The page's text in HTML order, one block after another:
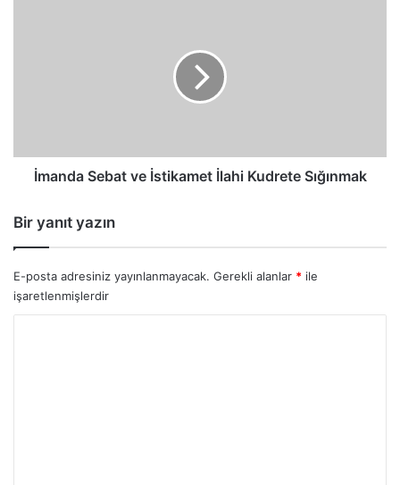
İmanda Sebat ve İstikamet İlahi Kudrete Sığınmak
Bir yanıt yazın
E-posta adresiniz yayınlanmayacak. Gerekli alanlar * ile
işaretlenmişlerdir